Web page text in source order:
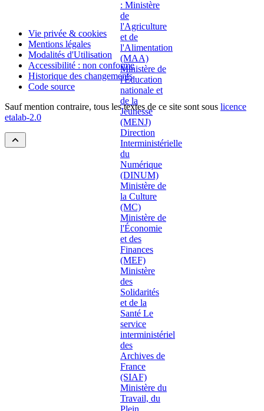
Vie privée & cookies
Mentions légales
Modalités d'Utilisation
Accessibilité : non conforme
Historique des changements
Code source
Sauf mention contraire, tous les textes de ce site sont sous licence
etalab-2.0